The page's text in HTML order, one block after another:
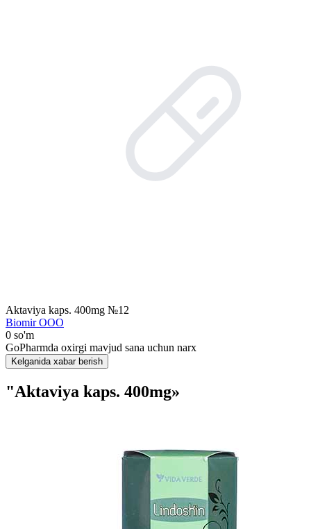
Aktaviya kaps. 400mg №12
Biomir ООО
0 so'm
GoPharmda oxirgi mavjud sana uchun narx
Kelganida xabar berish
"Aktaviya kaps. 400mg»